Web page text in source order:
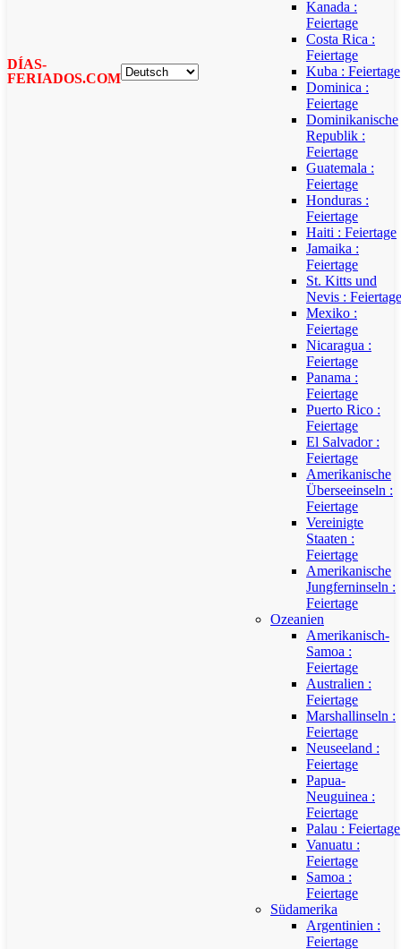
DÍAS-
FERIADOS.COM
Kanada :
Feiertage
Costa Rica :
Feiertage
Kuba : Feiertage
Dominica :
Feiertage
Dominikanische
Republik :
Feiertage
Guatemala :
Feiertage
Honduras :
Feiertage
Haiti : Feiertage
Jamaika :
Feiertage
St. Kitts und
Nevis : Feiertage
Mexiko :
Feiertage
Nicaragua :
Feiertage
Panama :
Feiertage
Puerto Rico :
Feiertage
El Salvador :
Feiertage
Amerikanische
Überseeinseln :
Feiertage
Vereinigte
Staaten :
Feiertage
Amerikanische
Jungferninseln :
Feiertage
Ozeanien
Amerikanisch-
Samoa :
Feiertage
Australien :
Feiertage
Marshallinseln :
Feiertage
Neuseeland :
Feiertage
Papua-
Neuguinea :
Feiertage
Palau : Feiertage
Vanuatu :
Feiertage
Samoa :
Feiertage
Südamerika
Argentinien :
Feiertage